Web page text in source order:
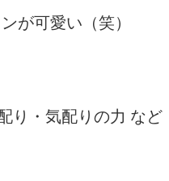
が可愛い（笑）
り・気配りの力 など